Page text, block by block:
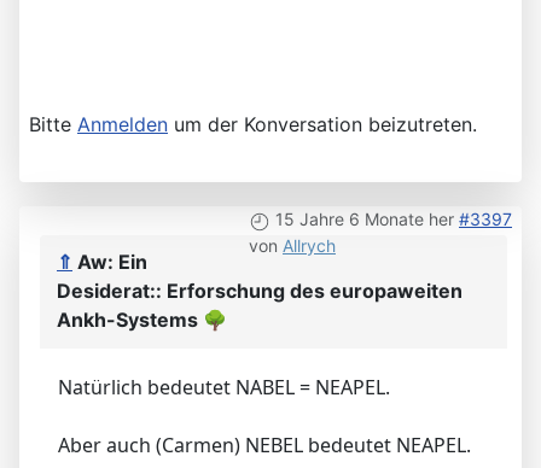
Bitte Anmelden um der Konversation beizutreten.
15 Jahre 6 Monate her #3397
von Allrych
⇑ Aw: Ein
Desiderat:: Erforschung des europaweiten
Ankh-Systems 🌳
Natürlich bedeutet NABEL = NEAPEL.
Aber auch (Carmen) NEBEL bedeutet NEAPEL.